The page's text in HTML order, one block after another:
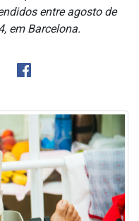
entre agosto de
em Barcelona.